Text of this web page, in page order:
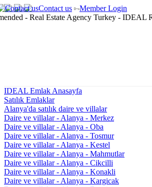
Contact us Member Login
IDEAL Emlak Anasayfa
Satılık Emlaklar
Alanya'da satılık daire ve villalar
Daire ve villalar - Alanya - Merkez
Daire ve villalar - Alanya - Oba
Daire ve villalar - Alanya - Tosmur
Daire ve villalar - Alanya - Kestel
Daire ve villalar - Alanya - Mahmutlar
Daire ve villalar - Alanya - Cikcilli
Daire ve villalar - Alanya - Konakli
Daire ve villalar - Alanya - Kargicak